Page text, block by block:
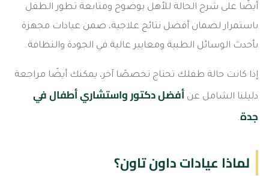
أيضًا على شرح الحالة للأهل بوضوح ومتابعة تطور الطفل
باستمرار لضمان أفضل نتائج علاجية، ضمن عيادات مجهزة
بأحدث الوسائل الطبية ومعايير عالية في الجودة والنظافة.
إذا كانت حالة طفلك تحتاج تخصصًا آخر، يمكنك أيضًا مراجعة
دليلنا الشامل عن أفضل دكتور واستشاري أطفال في
جدة.
لماذا عيادات داون تاون؟